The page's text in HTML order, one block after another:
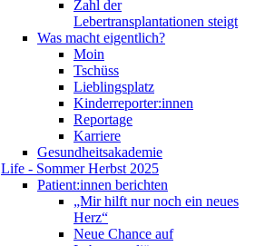
Zahl der
Lebertransplantationen steigt
Was macht eigentlich?
Moin
Tschüss
Lieblingsplatz
Kinderreporter:innen
Reportage
Karriere
Gesundheitsakademie
Life - Sommer Herbst 2025
Patient:innen berichten
„Mir hilft nur noch ein neues
Herz“
Neue Chance auf